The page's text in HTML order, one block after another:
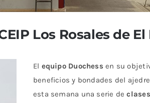
Los Rosales de
El equipo Duochess en su
beneficios y bondades del
esta semana una serie de